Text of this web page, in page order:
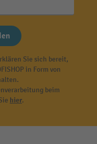
Sie sich bereit,
in Form von
beim
hier.